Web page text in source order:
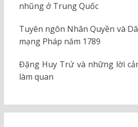
nhũng ở Trung Quốc
Tuyên ngôn Nhân Quyền và
mạng Pháp năm 1789
Đặng Huy Trứ và những lời
làm quan